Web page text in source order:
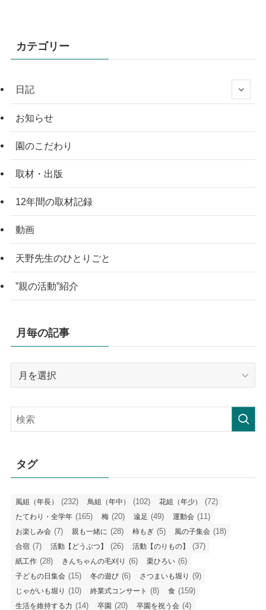
カテゴリー
日記
お知らせ
園のこだわり
取材・出版
12年間の取材記録
動画
天野先生のひとりごと
”親の活動”紹介
月毎の記事
記
事
タグ
風組（年長） (232) 鳥組（年中） (102) 花組（年少） (72)
たてわり・全学年 (165) 梅 (20) 遠足 (49) 運動会 (11)
お楽しみ会 (7) 親も一緒に (28) 柿もぎ (5) 風の子集会 (18)
合宿 (7) 活動【どうぶつ】 (26) 活動【のりもの】 (37)
紙工作 (28) きんちゃんの毛刈り (6) 栗ひろい (6)
子どもの日集会 (15) 冬の遊び (6) さつまいも堀り (9)
じゃがいも堀り (10) 終業式コンサート (8) 食 (159)
生活を維持する力 (14) 卒園 (20) 卒園を祝う会 (4)